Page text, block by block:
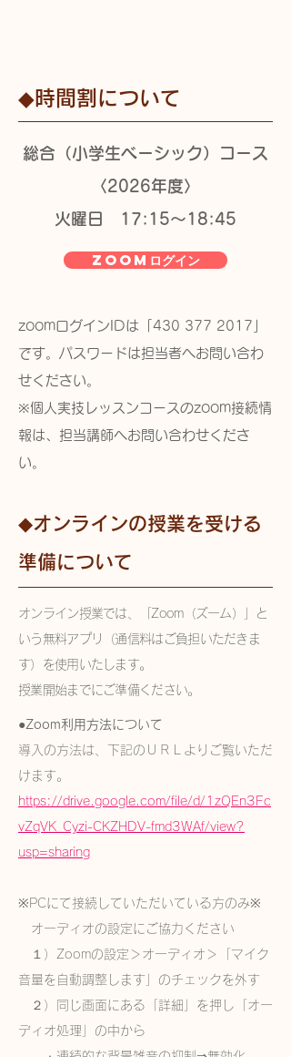
​◆時間割について
総合（小学生ベーシック）コース
〈2026年度〉
火曜日 17:15〜18:45
zoomログイン
zoomログインIDは「430 377 2017
です。パスワードは担当者へお問い合わ
せください。
​※個人実技レッスンコースのzoom接続情
報は、担当講師へお問い合わせくださ
い。
​◆オンラインの授業を受ける
準備について
オンライン授業では、
「Zoom（ズーム）」と
いう無料アプリ（通信料はご負担いただきま
す）を使用いたします。
授業開始までにご準備ください。
●Zoom利用方法について
導入の方法は、下記のＵＲＬよりご覧いただ
けます。
https://drive.google.com/file/d/1zQEn3Fc
vZqVK_Cyzi-CKZHDV-fmd3WAf/view?
usp=sharing
※PCにて接続していただいている方のみ※
オーディオの設定にご協力ください
１）Zoomの設定＞オーディオ＞「マイク
音量を自動調整します」のチェックを外す
２）同じ画面にある「詳細」を押し「オー
ディオ処理」の中から